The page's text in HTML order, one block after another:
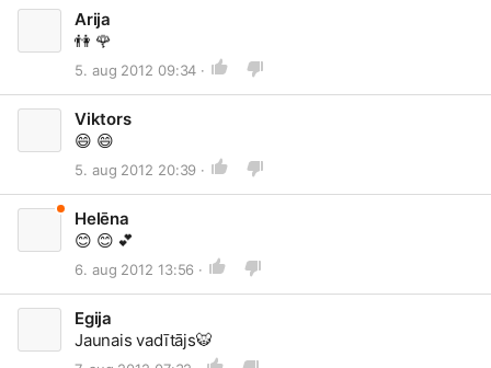
Arija
👫 🌹
5. aug 2012 09:34 ·
Viktors
😄 😄
5. aug 2012 20:39 ·
Helēna
😊 😊 💕
6. aug 2012 13:56 ·
Egija
Jaunais vadītājs🐯